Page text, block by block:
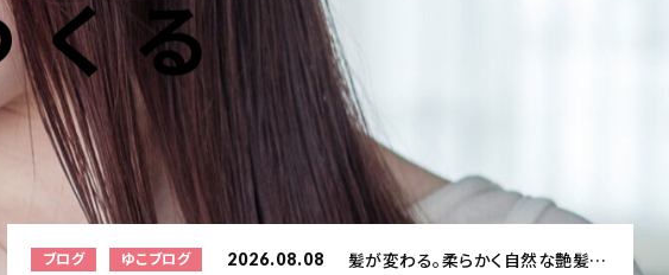
くる
CONTACT
）